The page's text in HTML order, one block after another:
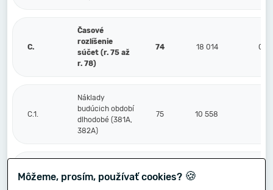
C.
Časové
rozlíšenie
súčet (r. 75 až
r. 78)
74 18 014 0
C.1.
Náklady
budúcich období
dlhodobé (381A,
382A)
75 10 558
2.
budúcich období
76
Môžeme, prosím, používať cookies? 🍪